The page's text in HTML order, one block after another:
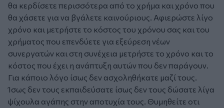
θα κερδίσετε περισσότερα από το χρήμα και χρόνο που
θα χάσετε για να βγάλετε καινούριους. Αφιερώστε λίγο
χρόνο και μετρήστε το κόστος του χρόνου σας και του
χρήματος που επενδύετε για εξεύρεση νέων
συνεργατών και στη συνέχεια μετρήστε το χρόνο και το
κόστος που έχει η ανάπτυξη αυτών που δεν παράγουν.
Για κάποιο λόγο ίσως δεν ασχοληθήκατε μαζί τους.
Ίσως δεν τους εκπαιδεύσατε ίσως δεν τους δώσατε λίγα
ψίχουλα αγάπης στην αποτυχία τους. Θυμηθείτε οτι